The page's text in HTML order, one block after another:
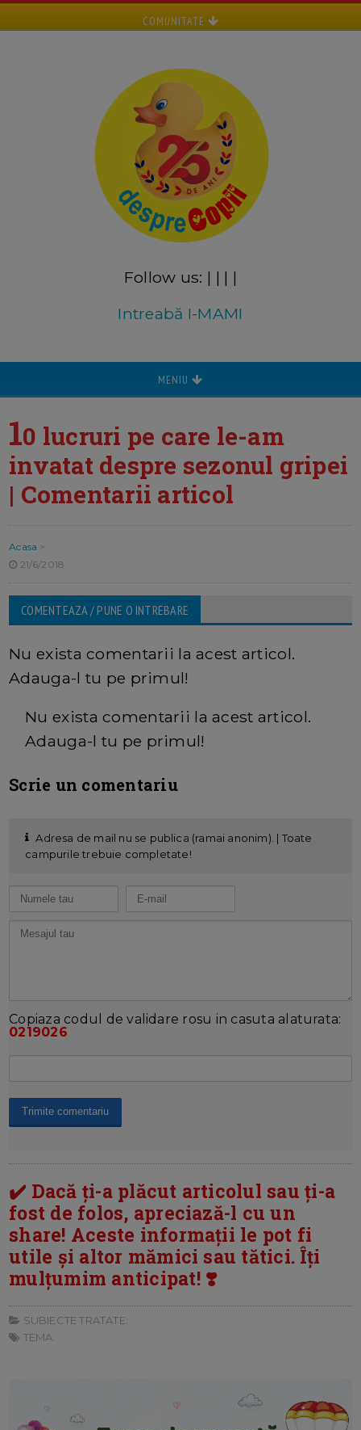
COMUNITATE
Follow us: | | | |
Intreabă I-MAMI
MENIU
10 lucruri pe care le-am
invatat despre sezonul gripei
| Comentarii articol
Acasa >
21/6/2018
COMENTEAZA / PUNE O INTREBARE
Nu exista comentarii la acest articol.
Adauga-l tu pe primul!
Nu exista comentarii la acest articol.
Adauga-l tu pe primul!
Scrie un comentariu
Adresa de mail nu se publica (ramai anonim). | Toate
campurile trebuie completate!
Copiaza codul de validare rosu in casuta alaturata:
0219026
✔️ Dacă ți-a plăcut articolul sau ți-a
fost de folos, apreciază-l cu un
share! Aceste informații le pot fi
utile și altor mămici sau tătici. Îți
mulțumim anticipat! ❣️
SUBIECTE TRATATE:
TEMA: